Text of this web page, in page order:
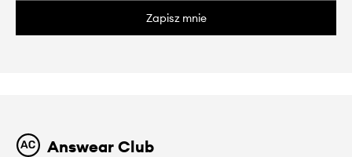
Zapisz mnie
Answear Club